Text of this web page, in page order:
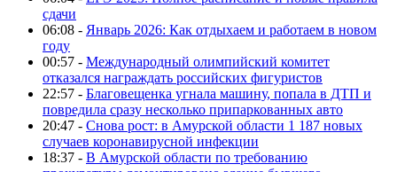
сдачи
06:08 - Январь 2026: Как отдыхаем и работаем в новом
году
00:57 - Международный олимпийский комитет
отказался награждать российских фигуристов
22:57 - Благовещенка угнала машину, попала в ДТП и
повредила сразу несколько припаркованных авто
20:47 - Снова рост: в Амурской области 1 187 новых
случаев коронавирусной инфекции
18:37 - В Амурской области по требованию